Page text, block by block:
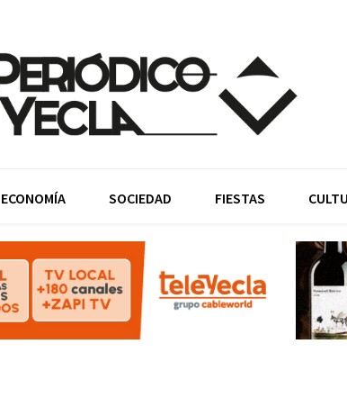
ECONOMÍA SOCIEDAD FIESTAS